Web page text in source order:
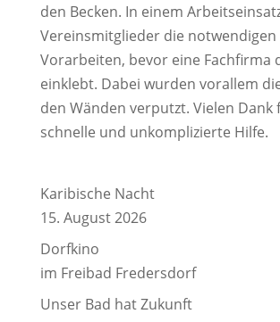
den Becken. In einem
Vereinsmitglieder die notwendigen
Vorarbeiten, bevor eine Fachfirma
einklebt. Dabei wurden vorallem
den Wänden verputzt. Vielen Dank
schnelle und unkomplizierte Hilfe.
Karibische Nacht
15. August 2026
Dorfkino
im Freibad Fredersdorf
Unser Bad hat Zukunft